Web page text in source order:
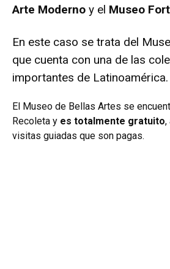
Arte Moderno y el Museo
En este caso se trata del
que cuenta con una de las
importantes de Latinoamérica.
El Museo de Bellas Artes se
Recoleta y es totalmente gratuito,
visitas guiadas que son pagas.